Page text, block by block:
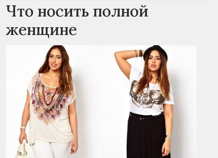
Что носить полной
женщине